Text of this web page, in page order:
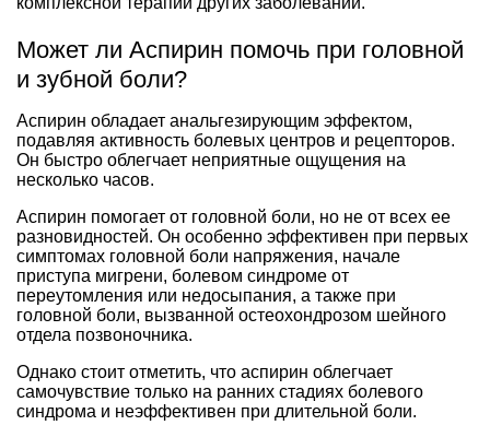
Может ли Аспирин помочь при головной
и зубной боли?
Аспирин обладает анальгезирующим эффектом,
подавляя активность болевых центров и рецепторов.
Он быстро облегчает неприятные ощущения на
несколько часов.
Аспирин помогает от головной боли, но не от всех ее
разновидностей. Он особенно эффективен при первых
симптомах головной боли напряжения, начале
приступа мигрени, болевом синдроме от
переутомления или недосыпания, а также при
головной боли, вызванной остеохондрозом шейного
отдела позвоночника.
Однако стоит отметить, что аспирин облегчает
самочувствие только на ранних стадиях болевого
синдрома и неэффективен при длительной боли.